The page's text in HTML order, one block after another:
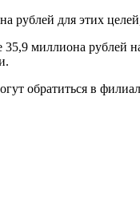
рублей для этих
миллиона рублей
обратиться в